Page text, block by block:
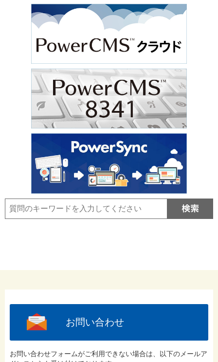
お問い合わせ
お問い合わせフォームがご利用できない場合は、以下のメールア